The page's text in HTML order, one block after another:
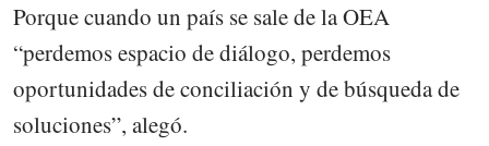
Porque cuando un país se sale de la OEA
“perdemos espacio de diálogo, perdemos
oportunidades de conciliación y de búsqueda de
soluciones”, alegó.